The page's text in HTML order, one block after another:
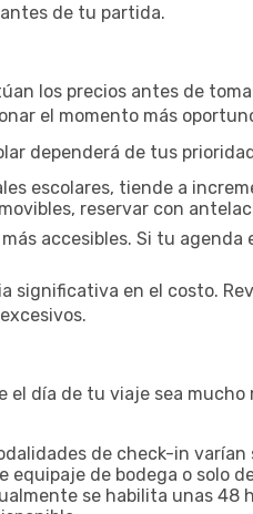
de tu partida.
los precios antes de
el momento más
dependerá de tus
escolares, tiende a
reservar con
accesibles. Si tu agenda
en el costo.
día de tu viaje sea
de check-in
de bodega o solo
se habilita unas 48